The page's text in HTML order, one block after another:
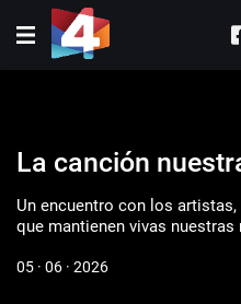
Un encuentro con los
las tradiciones que
raíces.
La canción
Un encuentro con los
que mantienen vivas nuestras
05 · 06 · 2026